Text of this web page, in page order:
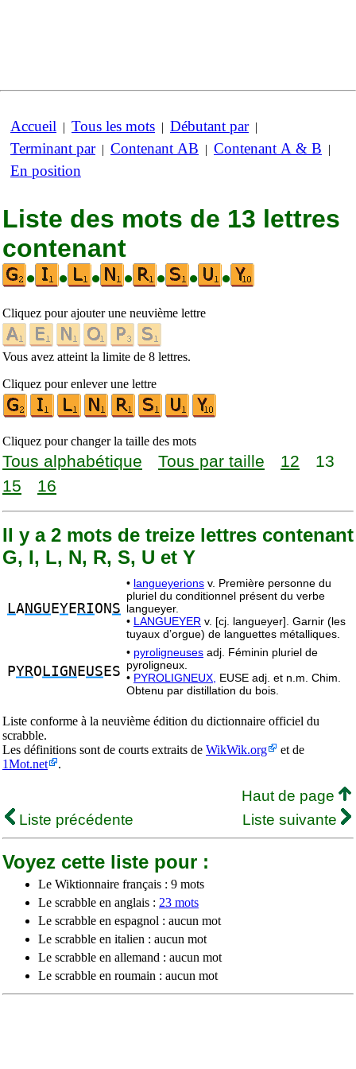
Accueil | Tous les mots | Débutant par|
Terminant par| Contenant AB | Contenant A & B |
En position
Liste des mots de 13 lettres
contenant
•
• • • • • •
Cliquez pour ajouter une neuvième lettre
Vous avez atteint la limite de 8 lettres.
Cliquez pour enlever une lettre
Cliquez pour changer la taille des mots
Tous alphabétique Tous par taille 12
13
15
16
Il y a 2 mots de treize lettres contenant
G, I, L, N, R, S, U et Y
LANGU EYE RION S
• langueyerions v. Première personne du
pluriel du conditionnel présent du verbe
langueyer.
• LANGUEYER v. [cj. langueyer]. Garnir (les
tuyaux d’orgue) de languettes métalliques.
PYRO LIGN EUS ES
• pyroligneuses adj. Féminin pluriel de
pyroligneux.
• PYROLIGNEUX, EUSE adj. et n.m. Chim.
Obtenu par distillation du bois.
Liste conforme à la neuvième édition du dictionnaire officiel du
scrabble.
Les définitions sont de courts extraits de WikWik.org
et de
1Mot.net
.
Haut de page
Liste précédente
Liste suivante
Voyez cette liste pour :
Le Wiktionnaire français : 9 mots
Le scrabble en anglais : 23 mots
Le scrabble en espagnol : aucun mot
Le scrabble en italien : aucun mot
Le scrabble en allemand : aucun mot
Le scrabble en roumain : aucun mot